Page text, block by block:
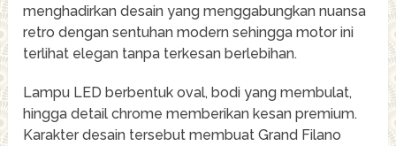
menghadirkan desain yang menggabungkan nuansa
retro dengan sentuhan modern sehingga motor ini
terlihat elegan tanpa terkesan berlebihan.
Lampu LED berbentuk oval, bodi yang membulat,
hingga detail chrome memberikan kesan premium.
Karakter desain tersebut membuat Grand Filano